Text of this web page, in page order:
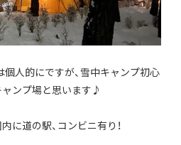
人的にですが、雪中キャンプ初心
ンプ場と思います♪
に道の駅、コンビニ有り！